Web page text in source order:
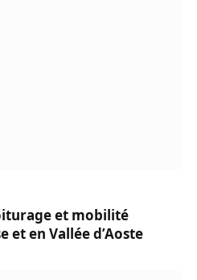
et mobilité
et en Vallée d’Aoste